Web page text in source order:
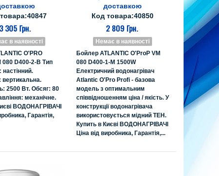
3 305 Грн.
в наявності
O'PRO
080 D400-2-B Тип
настінний.
вертикальна.
2500 Вт. Обсяг: 80
механічне.
ВОДОНАГРІВАЧІ
Гарантія,
доставкою
Код товара:40850
2 809 Грн.
Немає в наявності
Бойлер ATLANTIC O'ProP VM
080 D400-1-M 1500W
Електричний водонагрівач
Atlantic O'Pro Profi - базова
модель з оптимальним
співвідношенням ціна / якість. У
конструкції водонагрівача
використовується мідний ТЕН.
Купить в Києві ВОДОНАГРІВАЧІ
Ціна від виробника, Гарантія,...